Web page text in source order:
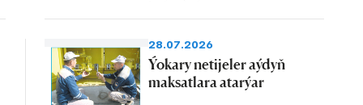
28.07.2026
Ýokary netijeler aýdyň
maksatlara atarýar